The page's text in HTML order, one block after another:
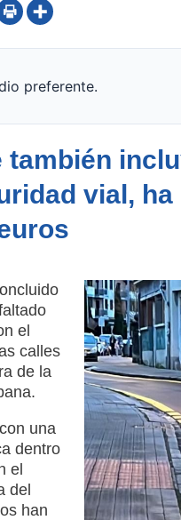
preferente.
también
vial,
el
calles
de la
una
dentro
el
del
han